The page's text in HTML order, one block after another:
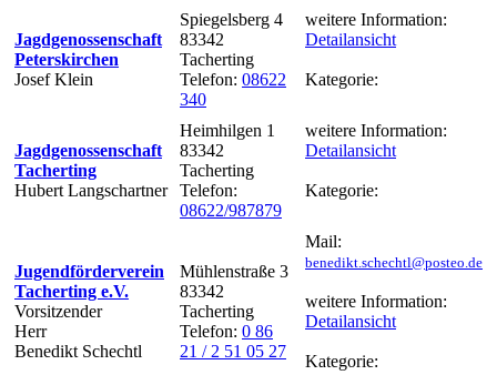
Jagdgenossenschaft
Peterskirchen
Josef Klein
Spiegelsberg 4
83342
Tacherting
Telefon: 08622
340
weitere Information:
Detailansicht
Kategorie:
Jagdgenossenschaft
Tacherting
Hubert Langschartner
Heimhilgen 1
83342
Tacherting
Telefon:
08622/987879
weitere Information:
Detailansicht
Kategorie:
Jugendförderverein
Tacherting e.V.
Vorsitzender
Herr
Benedikt Schechtl
Mühlenstraße 3
83342
Tacherting
Telefon: 0 86
21 / 2 51 05 27
Mail:
benedikt.schechtl@posteo.de
weitere Information:
Detailansicht
Kategorie: